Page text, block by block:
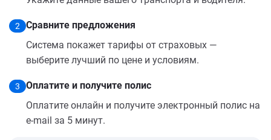
2
Сравните предложения
Система покажет тарифы от страховых —
выберите лучший по цене и условиям.
3
Оплатите и получите полис
Оплатите онлайн и получите электронный полис на
e-mail за 5 минут.